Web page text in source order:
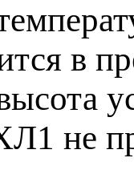
в
не